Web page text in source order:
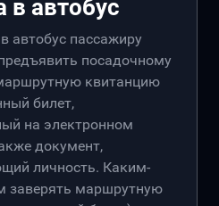
в автобус
автобус пассажиру
посадочному
квитанцию
билет,
на электронном
документ,
личность. Каким-
заверять маршрутную